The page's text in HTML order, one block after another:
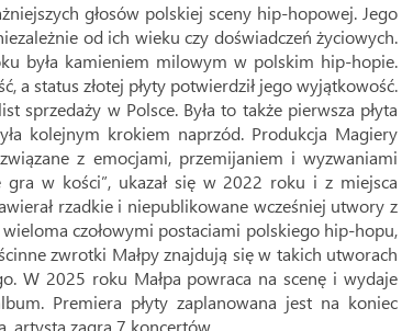
głosów polskiej sceny hip-hopowej. Jego
od ich wieku czy doświadczeń życiowych.
była kamieniem milowym w polskim hip-hopie.
a status złotej płyty potwierdził jego wyjątkowość.
sprzedaży w Polsce. Była to także pierwsza płyta
kolejnym krokiem naprzód. Produkcja Magiery
z emocjami, przemijaniem i wyzwaniami
gra w kości”, ukazał się w 2022 roku i z miejsca
rzadkie i niepublikowane wcześniej utwory z
czołowymi postaciami polskiego hip-hopu,
zwrotki Małpy znajdują się w takich utworach
W 2025 roku Małpa powraca na scenę i wydaje
Premiera płyty zaplanowana jest na koniec
artysta zagra 7 koncertów.